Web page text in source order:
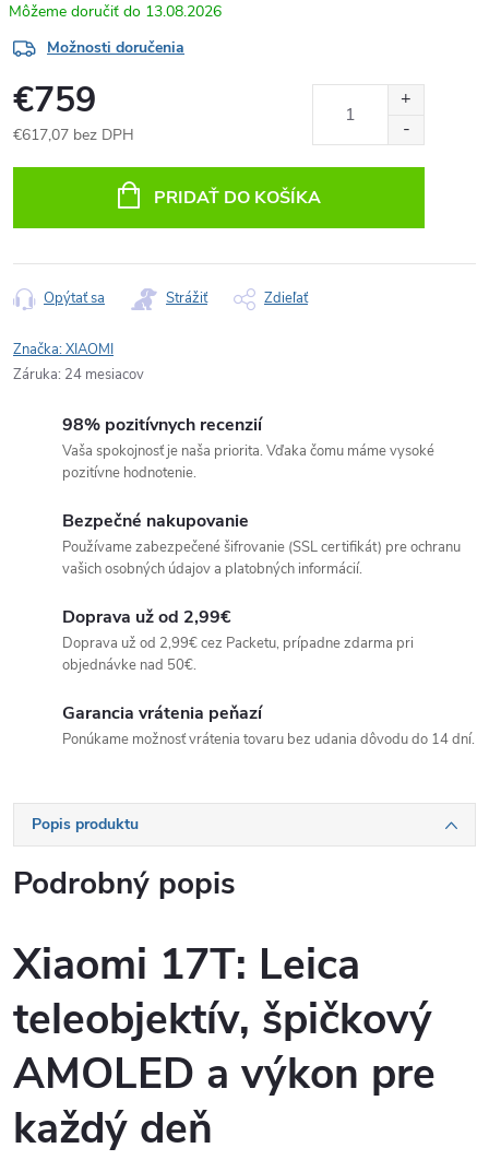
13.08.2026
Možnosti doručenia
€759
€617,07 bez DPH
PRIDAŤ DO KOŠÍKA
Opýtať sa Strážiť Zdieľať
Značka:XIAOMI
Záruka: 24 mesiacov
98% pozitívnych recenzií
Vaša spokojnosť je naša priorita. Vďaka čomu máme vysoké
pozitívne hodnotenie.
Bezpečné nakupovanie
Používame zabezpečené šifrovanie (SSL certifikát) pre ochranu
vašich osobných údajov a platobných informácií.
Doprava už od 2,99€
Doprava už od 2,99€ cez Packetu, prípadne zdarma pri
objednávke nad 50€.
Garancia vrátenia peňazí
Ponúkame možnosť vrátenia tovaru bez udania dôvodu do 14 dní.
Popis produktu
Podrobný popis
Xiaomi 17T: Leica
teleobjektív, špičkový
AMOLED a výkon pre
každý deň